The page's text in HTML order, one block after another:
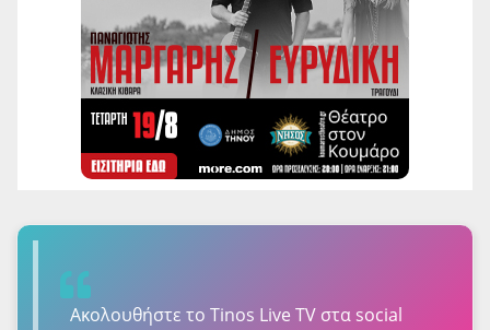
Ακολουθήστε τo Tinos Live TV στα social